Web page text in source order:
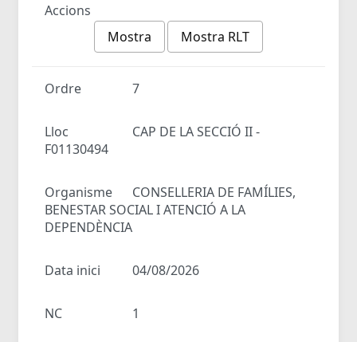
Accions
Mostra
Mostra RLT
Ordre 7
Lloc
CAP DE LA SECCIÓ II -
F01130494
Organisme
CONSELLERIA DE FAMÍLIES,
BENESTAR SOCIAL I ATENCIÓ A LA
DEPENDÈNCIA
Data inici 04/08/2026
NC 1